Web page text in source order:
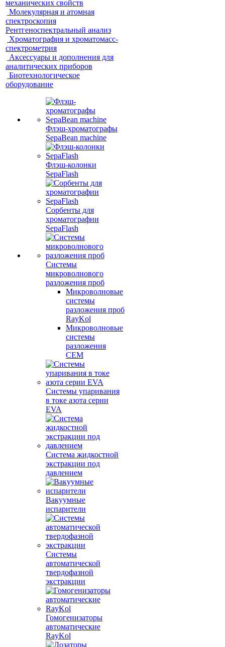
механических свойств
Молекулярная и атомная
спектроскопия
Рентгеноспектральный анализ
Хроматография и хроматомасс-
спектрометрия
Аксессуары и дополнения для
аналитических приборов
Биотехнологическое
оборудование
Флэш-хроматографы
SepaBean machine
Флэш-колонки
SepaFlash
Сорбенты для
хроматографии
SepaFlash
Системы
микроволнового
разложения проб
Микроволновые
системы
разложения проб
RayKol
Микроволновые
системы
разложения
CEM
Системы упаривания
в токе азота серии
EVA
Система жидкостной
экстракции под
давлением
Вакуумные
испарители
Системы
автоматической
твердофазной
экстракции
Гомогенизаторы
автоматические
RayKol